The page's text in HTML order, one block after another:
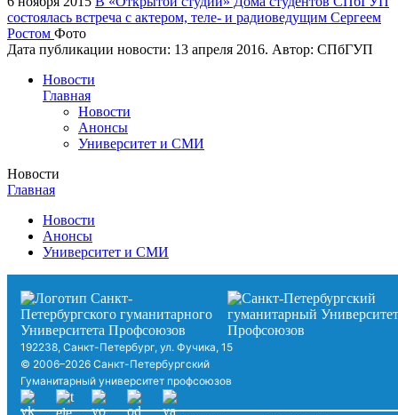
состоялась встреча с актером, теле- и радиоведущим Сергеем
Ростом Фото
Дата публикации новости: 13 апреля 2016. Автор: СПбГУП
Новости
Главная
Новости
Анонсы
Университет и СМИ
Новости
Главная
Новости
Анонсы
Университет и СМИ
192238, Санкт-Петербург, ул. Фучика, 15
© 2006–2026 Санкт-Петербургский
Гуманитарный университет профсоюзов